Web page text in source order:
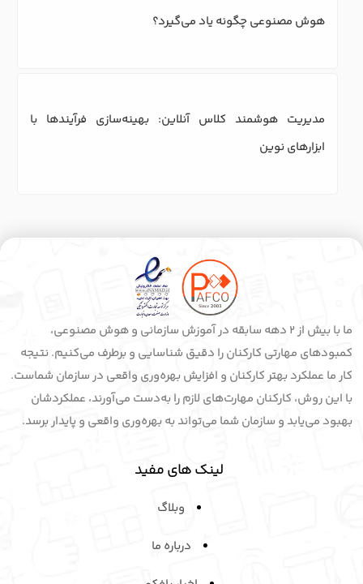
ما با بیش از 2 دهه سابقه در آموزش سازمانی و هوش مصنوعی،
کمبودهای مهارتی کارکنان را دقیق شناسایی و برطرف می‌کنیم. نتیجه
کار ما عملکرد بهتر کارکنان و افزایش بهره‌وری واقعی در سازمان شماست.
با این روش، کارکنان مهارت‌های لازم را به‌دست می‌آورند، عملکردشان
بهبود می‌یابد و سازمان شما می‌تواند به بهره‌وری واقعی و پایدار برسد.
لینک های مفید
درباره ما